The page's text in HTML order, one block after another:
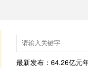
最新发布： 64.26亿元